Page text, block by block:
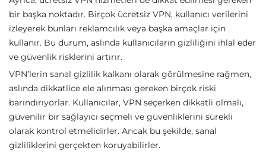
bir başka noktadır. Birçok ücretsiz VPN, kullanıcı verilerini
izleyerek bunları reklamcılık veya başka amaçlar için
kullanır. Bu durum, aslında kullanıcıların gizliliğini ihlal eder
ve güvenlik risklerini artırır.
VPN’lerin sanal gizlilik kalkanı olarak görülmesine rağmen,
aslında dikkatlice ele alınması gereken birçok riski
barındırıyorlar. Kullanıcılar, VPN seçerken dikkatli olmalı,
güvenilir bir sağlayıcı seçmeli ve güvenliklerini sürekli
olarak kontrol etmelidirler. Ancak bu şekilde, sanal
gizliliklerini gerçekten koruyabilirler.